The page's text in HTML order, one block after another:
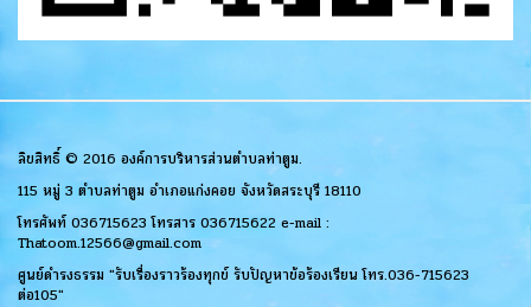
ลิขสิทธิ์ © 2016 องค์การบริหารส่วนตำบลท่าตูม.
115 หมู่ 3 ตำบลท่าตูม อำเภอแก่งคอย จังหวัดสระบุรี 18110
โทรศัพท์ 036715623 โทรสาร 036715622 e-mail :
Thatoom.12566@gmail.com
ศูนย์ดำรงธรรม "รับเรื่องราวร้องทุกข์ รับปัญหาข้อร้องเรียน โทร.036-715623
ต่อ105"